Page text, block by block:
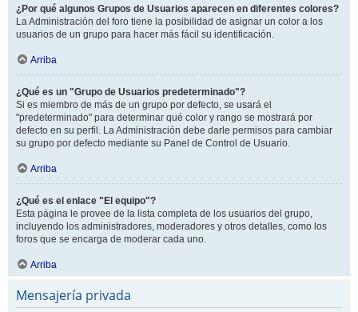
¿Por qué algunos Grupos de Usuarios aparecen en diferentes colores?
La Administración del foro tiene la posibilidad de asignar un color a los
usuarios de un grupo para hacer más fácil su identificación.
Arriba
¿Qué es un "Grupo de Usuarios predeterminado"?
Si es miembro de más de un grupo por defecto, se usará el
"predeterminado" para determinar qué color y rango se mostrará por
defecto en su perfil. La Administración debe darle permisos para cambiar
su grupo por defecto mediante su Panel de Control de Usuario.
Arriba
¿Qué es el enlace "El equipo"?
Esta página le provee de la lista completa de los usuarios del grupo,
incluyendo los administradores, moderadores y otros detalles, como los
foros que se encarga de moderar cada uno.
Arriba
Mensajería privada